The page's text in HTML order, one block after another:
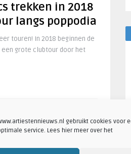
gebruikt cookies voor
service. Lees hier meer over het
trekken in 2018
langs poppodia
touren! In 2018 beginnen de
een grote clubtour door het